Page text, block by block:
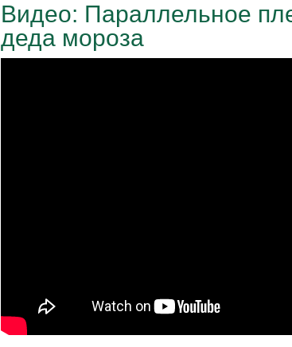
Видео: Параллельное
деда мороза